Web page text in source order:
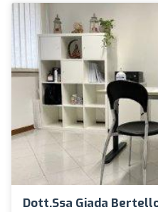
Dott.ssa Giada